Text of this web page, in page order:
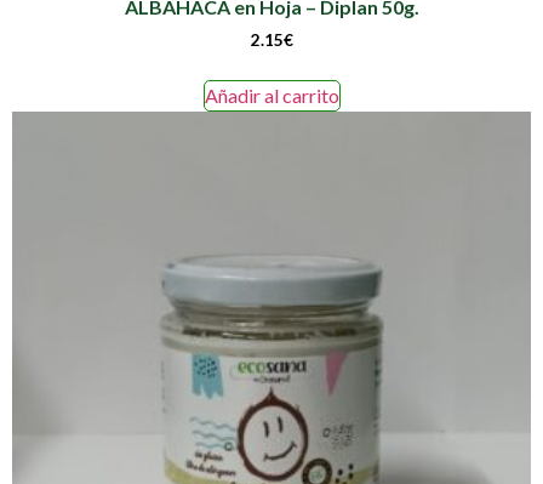
ALBAHACA en Hoja – Diplan 50g.
2.15€
Añadir al carrito